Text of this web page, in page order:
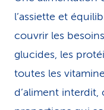
l’assiette et
couvrir les
glucides, les
toutes les
d’aliment interdit,